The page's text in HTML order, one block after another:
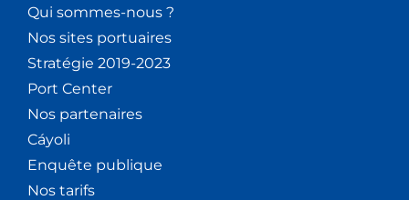
Qui sommes-nous ?
Nos sites portuaires
Stratégie 2019-2023
Port Center
Nos partenaires
Cáyoli
Enquête publique
Nos tarifs